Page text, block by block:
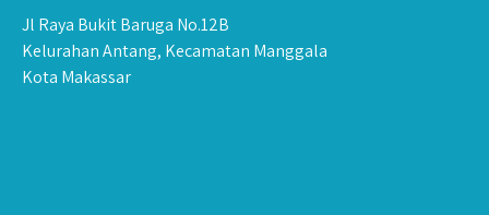
Jl Raya Bukit Baruga No.12B
Kelurahan Antang, Kecamatan Manggala
Kota Makassar